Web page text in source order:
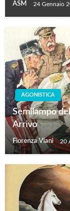
ASM 24 Gennaio
AGONISTICA
Semilampo
Arrivo
Fiorenza Viani 20